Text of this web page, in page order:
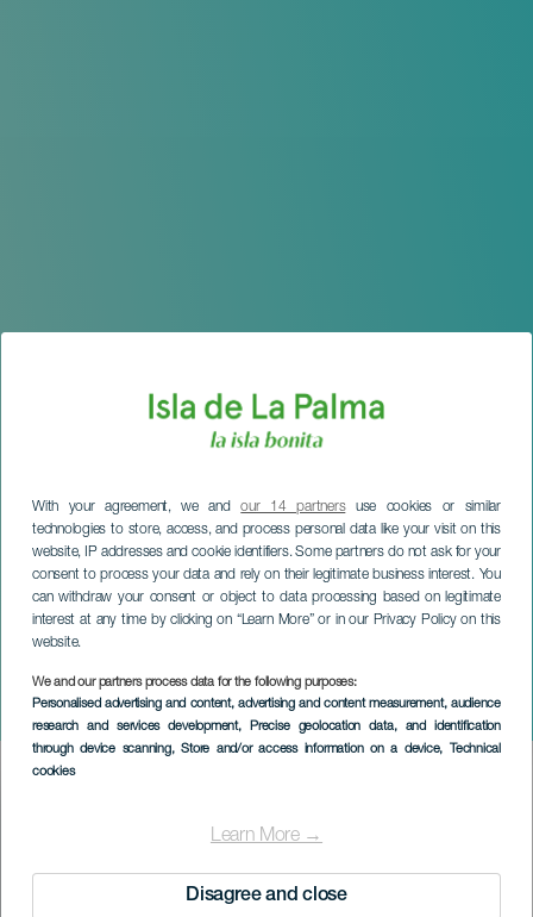
With your agreement, we andour 14 partnersuse cookies or similar
technologies to store, access, and process personal data like your visit on this
website, IP addresses and cookie identifiers. Some partners do not ask for your
consent to process your data and rely on their legitimate business interest. You
can withdraw your consent or object to data processing based on legitimate
interest at any time by clicking on “Learn More” or in our Privacy Policy on this
website.
We and our partners process data for the following purposes:
Personalised advertising and content, advertising and content measurement, audience
research and services development, Precise geolocation data, and identification
through device scanning, Store and/or access information on a device, Technical
cookies
Learn More →
Disagree and close
San Vicente Ferrer-
festlighetene
LA PALMA
Imagen